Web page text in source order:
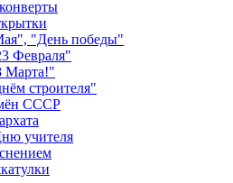
"День победы"
Февраля"
Марта!"
строителя"
СССР
учителя